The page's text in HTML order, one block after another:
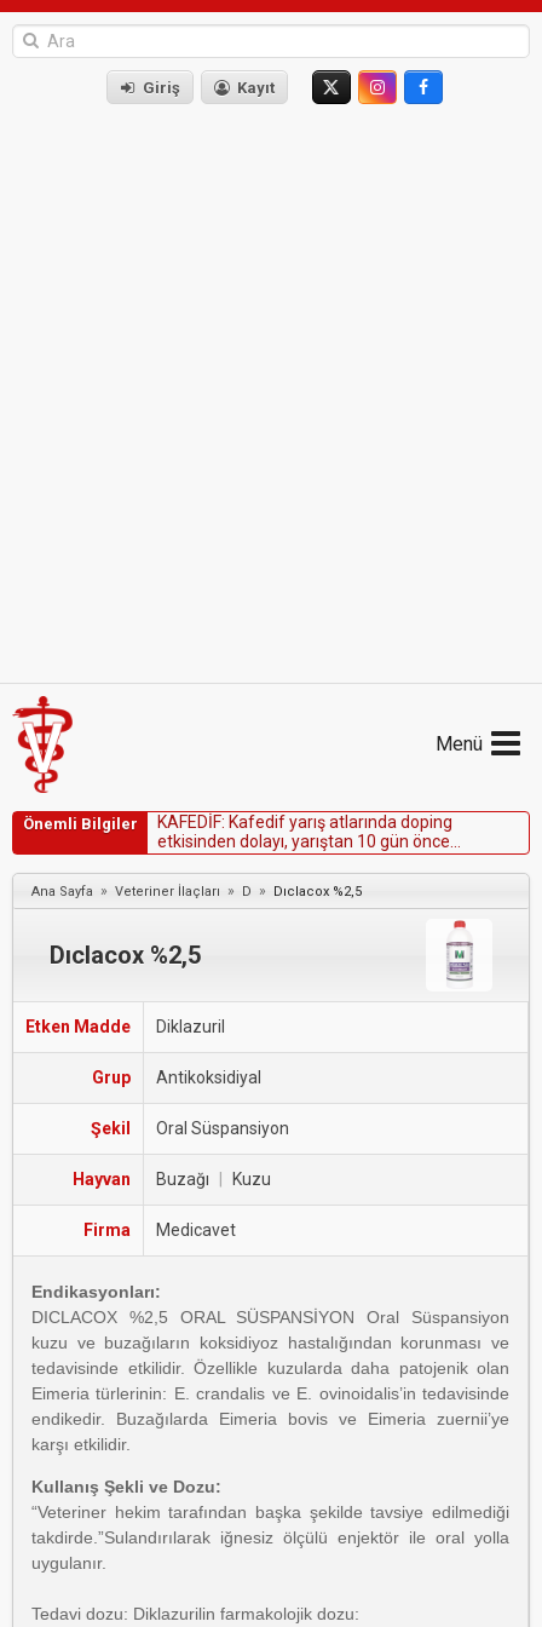
Giriş Kayıt
Menü
Önemli Bilgiler KAFEDİF: Kafedifyarışatarında doping
etkisinden do ayı, yarıştan 10 gün önce
uygulamayasonverilmelidir.
Ana Sayfa » Veteriner İlaçları » D » Dıclacox %2,5
Dıclacox %2,5
Etken Madde Diklazuril
Grup Antikoksidiyal
Şekil Oral Süspansiyon
Hayvan Buzağı Kuzu
Firma Medicavet
Endikasyonları:
DICLACOX %2,5 ORAL SÜSPANSİYON Oral Süspansiyon
kuzu ve buzağıların koksidiyoz hastalığından korunması ve
tedavisinde etkilidir. Özellikle kuzularda daha patojenik olan
Eimeria türlerinin: E. crandalis ve E. ovinoidalis’in tedavisinde
endikedir. Buzağılarda Eimeria bovis ve Eimeria zuernii’ye
karşı etkilidir.
Kullanış Şekli ve Dozu:
“Veteriner hekim tarafından başka şekilde tavsiye edilmediği
takdirde.”Sulandırılarak iğnesiz ölçülü enjektör ile oral yolla
uygulanır.
Tedavi dozu: Diklazurilin farmakolojik dozu: